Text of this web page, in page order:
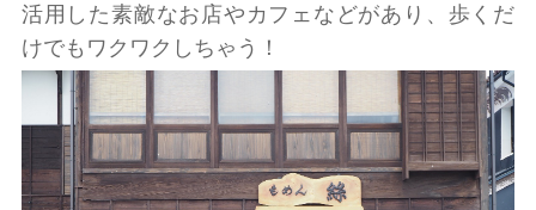
活用した素敵なお店やカフェなどがあり、歩くだ
けでもワクワクしちゃう！